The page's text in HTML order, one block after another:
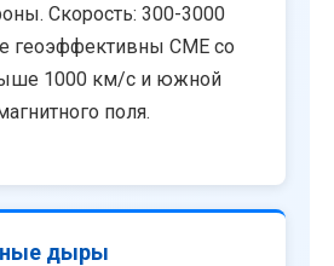
Скорость: 300-3000
геоэффективны CME со
1000 км/с и южной
поля.
дыры